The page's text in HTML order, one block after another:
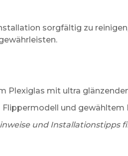
sorgfältig zu
Plexiglas mit ultra
und gewähltem
und Installationstipps